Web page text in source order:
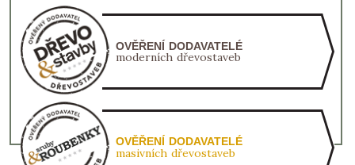
OVĚŘENÍ DODAVATELÉ
moderních dřevostaveb
OVĚŘENÍ DODAVATELÉ
masivních dřevostaveb